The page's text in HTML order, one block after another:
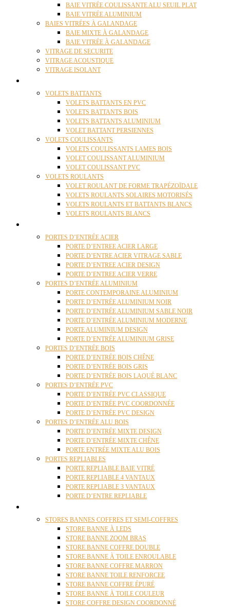
BAIE VITRÉE COULISSANTE ALU SEUIL PLAT
BAIE VITRÉE ALUMINIUM
BAIES VITRÉES À GALANDAGE
BAIE MIXTE À GALANDAGE
BAIE VITRÉE À GALANDAGE
VITRAGE DE SECURITE
VITRAGE ACOUSTIQUE
VITRAGE ISOLANT
VOLETS BATTANTS
VOLETS BATTANTS EN PVC
VOLETS BATTANTS BOIS
VOLETS BATTANTS ALUMINIUM
VOLET BATTANT PERSIENNES
VOLETS COULISSANTS
VOLETS COULISSANTS LAMES BOIS
VOLET COULISSANT ALUMINIUM
VOLET COULISSANT PVC
VOLETS ROULANTS
VOLET ROULANT DE FORME TRAPÉZOÏDALE
VOLETS ROULANTS SOLAIRES MOTORISÉS
VOLETS ROULANTS ET BATTANTS BLANCS
VOLETS ROULANTS BLANCS
PORTES D’ENTRÉE ACIER
PORTE D’ENTREE ACIER LARGE
PORTE D’ENTRE ACIER VITRAGE SABLE
PORTE D’ENTREE ACIER DESIGN
PORTE D’ENTREE ACIER VERRE
PORTES D’ENTRÉE ALUMINIUM
PORTE CONTEMPORAINE ALUMINIUM
PORTE D’ENTRÉE ALUMINIUM NOIR
PORTE D’ENTRÉE ALUMINIUM SABLE NOIR
PORTE D’ENTRÉE ALUMINIUM MODERNE
PORTE ALUMINIUM DESIGN
PORTE D’ENTRÉE ALUMINIUM GRISE
PORTES D’ENTRÉE BOIS
PORTE D’ENTRÉE BOIS CHÊNE
PORTE D’ENTRÉE BOIS GRIS
PORTE D’ENTRÉE BOIS LAQUÉ BLANC
PORTES D’ENTRÉE PVC
PORTE D’ENTRÉE PVC CLASSIQUE
PORTE D’ENTRÉE PVC COORDONNÉE
PORTE D’ENTRÉE PVC DESIGN
PORTES D’ENTRÉE ALU BOIS
PORTE D’ENTRÉE MIXTE DESIGN
PORTE D’ENTRÉE MIXTE CHÊNE
PORTE ENTRÉE MIXTE ALU BOIS
PORTES REPLIABLES
PORTE REPLIABLE BAIE VITRÉ
PORTE REPLIABLE 4 VANTAUX
PORTE REPLIABLE 3 VANTAUX
PORTE D’ENTRE REPLIABLE
STORES BANNES COFFRES ET SEMI-COFFRES
STORE BANNE À LEDS
STORE BANNE ZOOM BRAS
STORE BANNE COFFRE DOUBLE
STORE BANNE À TOILE ENROULABLE
STORE BANNE COFFRE MARRON
STORE BANNE TOILE RENFORCEE
STORE BANNE COFFRE ÉPURÉ
STORE BANNE À TOILE COULEUR
STORE COFFRE DESIGN COORDONNÉ